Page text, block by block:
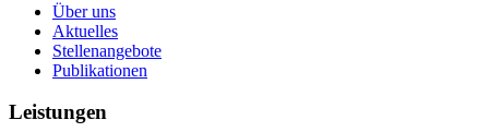
Über uns
Aktuelles
Stellenangebote
Publikationen
Leistungen